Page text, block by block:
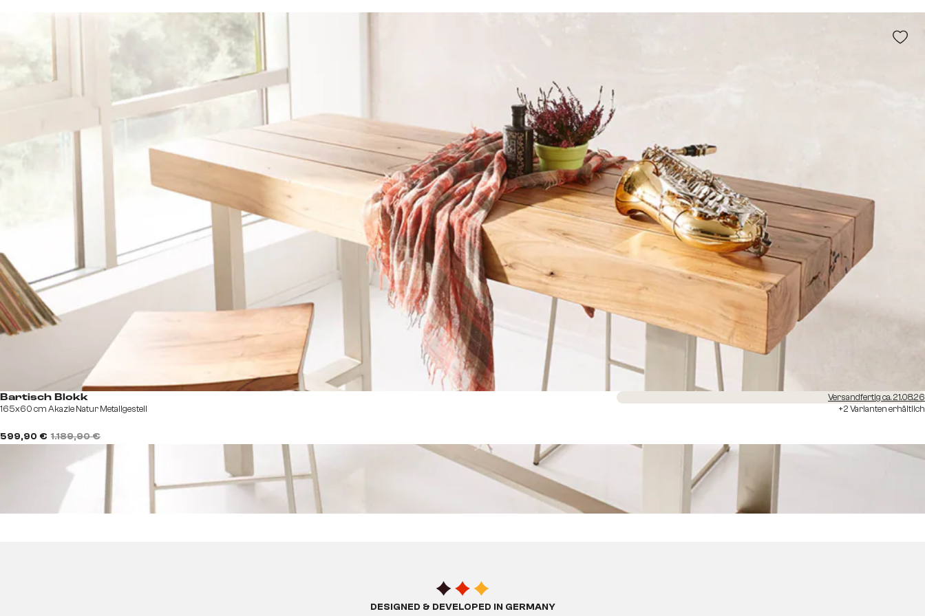
Bartisch Blokk
165x60 cm Akazie Natur Metallgestell
599,90 € 1.189,90 €
Versandfertig ca. 21.08.26
+2 Varianten erhältlich
DESIGNED & DEVELOPED IN GERMANY